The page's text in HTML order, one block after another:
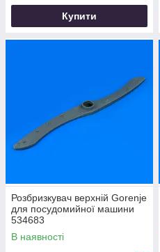
Купити
Розбризкувач верхній Gorenje
для посудомийної машини
534683
В наявності